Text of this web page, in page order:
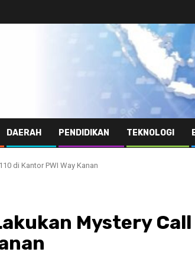
DAERAH PENDIDIKAN TEKNOLOGI
di Kantor PWI Way Kanan
Mystery Call